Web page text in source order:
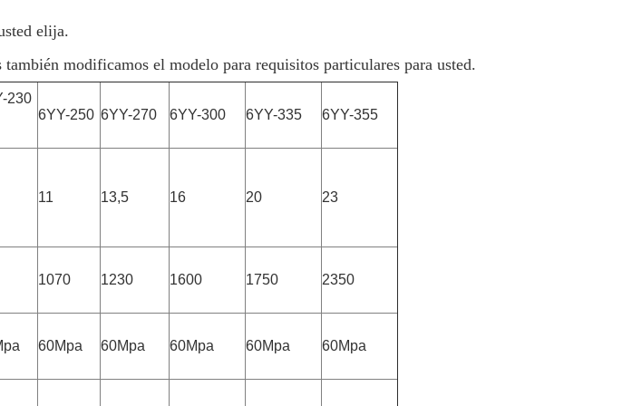
elija.
modificamos el modelo para requisitos particulares para usted.
230
6YY-250 6YY-270 6YY-300 6YY-335 6YY-355
11 13,5 16 20 23
1070 1230 1600 1750 2350
60Mpa 60Mpa 60Mpa 60Mpa 60Mpa